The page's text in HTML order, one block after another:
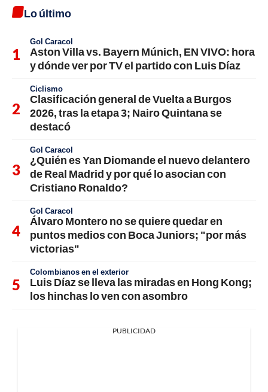
Lo último
Gol Caracol
Aston Villa vs. Bayern Múnich, EN VIVO: hora
y dónde ver por TV el partido con Luis Díaz
Ciclismo
Clasificación general de Vuelta a Burgos
2026, tras la etapa 3; Nairo Quintana se
destacó
Gol Caracol
¿Quién es Yan Diomande el nuevo delantero
de Real Madrid y por qué lo asocian con
Cristiano Ronaldo?
Gol Caracol
Álvaro Montero no se quiere quedar en
puntos medios con Boca Juniors; "por más
victorias"
Colombianos en el exterior
Luis Díaz se lleva las miradas en Hong Kong;
los hinchas lo ven con asombro
PUBLICIDAD